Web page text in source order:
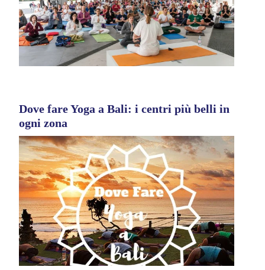
Dove fare Yoga a Bali: i centri più belli in
ogni zona